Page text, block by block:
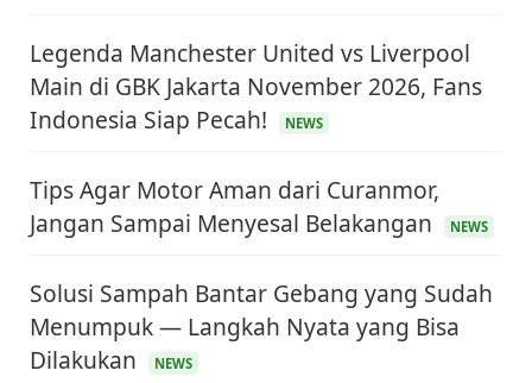
Legenda Manchester United vs Liverpool
Main di GBK Jakarta November 2026, Fans
Indonesia Siap Pecah!
NEWS
Tips Agar Motor Aman dari Curanmor,
Jangan Sampai Menyesal Belakangan
NEWS
Solusi Sampah Bantar Gebang yang Sudah
Menumpuk — Langkah Nyata yang Bisa
Dilakukan
NEWS
KEUANGAN & INVESTASI
Harga Minyak Dunia Hari Ini Naik, WTI dan Brent
Sama-sama Menguat